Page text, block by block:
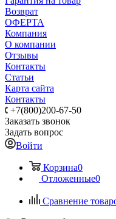
Возврат
ОФЕРТА
Компания
О компании
Отзывы
Контакты
Статьи
Карта сайта
Контакты
+7(800)200-67-50
Заказать звонок
Задать вопрос
Войти
Корзина0
Отложенные0
Сравнение